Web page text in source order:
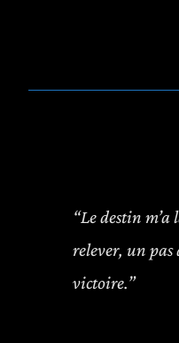
“Le destin
relever, un pas
victoire.”